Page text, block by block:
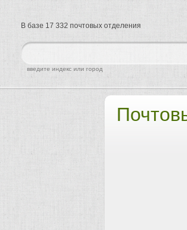
найти
введите индекс или город
В базе 17 332 почтовых отделения